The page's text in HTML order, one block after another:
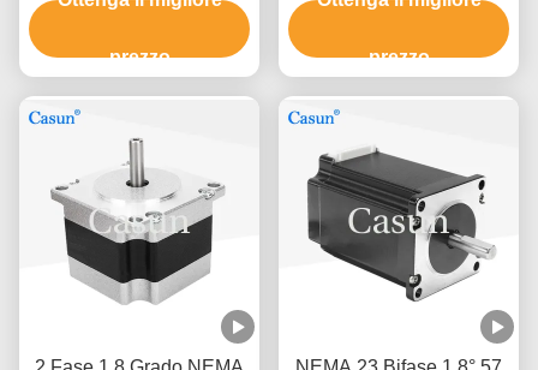
prezzo prezzo